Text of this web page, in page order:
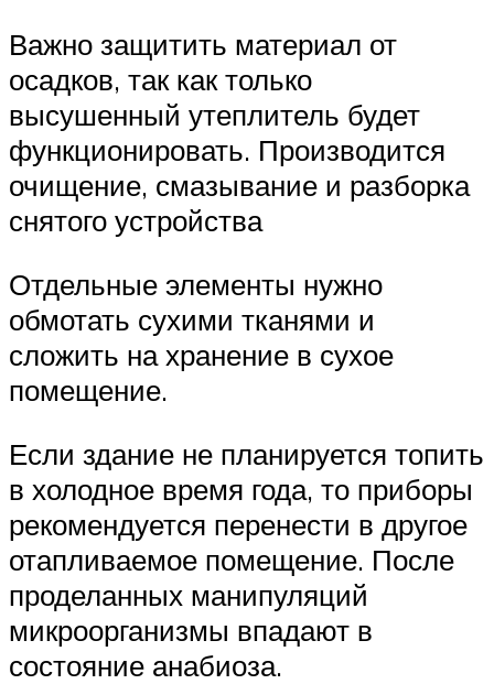
Важно защитить материал от
осадков, так как только
высушенный утеплитель будет
функционировать. Производится
очищение, смазывание и разборка
снятого устройства
Отдельные элементы нужно
обмотать сухими тканями и
сложить на хранение в сухое
помещение.
Если здание не планируется топить
в холодное время года, то приборы
рекомендуется перенести в другое
отапливаемое помещение. После
проделанных манипуляций
микроорганизмы впадают в
состояние анабиоза.